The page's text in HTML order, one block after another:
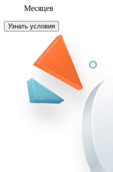
Месяцев
Узнать условия